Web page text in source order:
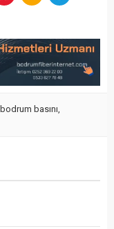
bodrum basını,